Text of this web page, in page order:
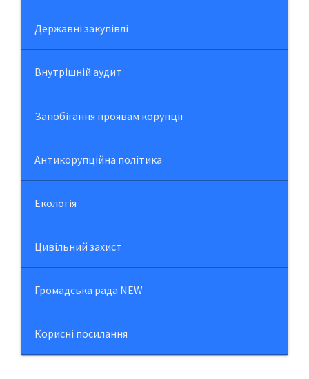
Державні закупівлі
Внутрішній аудит
Запобігання проявам корупції
Антикорупційна політика
Екологія
Цивільний захист
Громадська рада NEW
Корисні посилання